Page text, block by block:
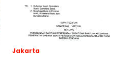
Jakarta